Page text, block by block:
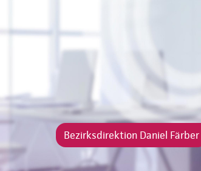
Bezirksdirektion Daniel Färber